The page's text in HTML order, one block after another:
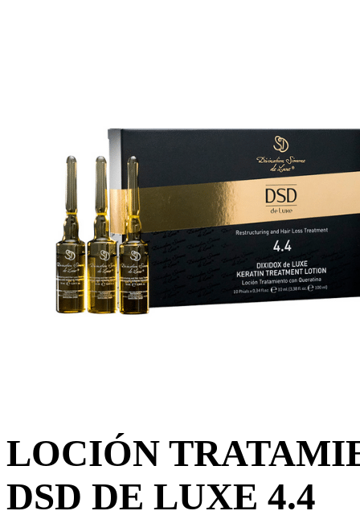
LOCIÓN
DSD DE LUXE 4.4